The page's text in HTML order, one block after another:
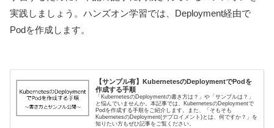
実践しましょう。ハンズオン学習では、Deployment経由で
Podを作成します。
【サンプル有】KubernetesのDeploymentでPodを
作成する手順
「KubernetesのDeploymentの書き方は？」や「サンプルは？」
と悩んでいませんか。本記事では、KubernetesのDeploymentで
Podを作成する手順をご紹介します。また、「そもそも
KubernetesのDeployment(デプロイメント)とは、何ですか？」を
知りたい方もぜひ記事をご覧ください。